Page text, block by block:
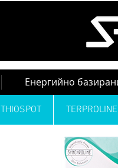
Енергийно
THIOSPOT TERPROLINE